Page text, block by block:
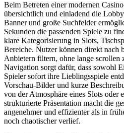
Beim Betreten einer modernen
übersichtlich und einladend die
Banner und große Suchfelder
Sekunden die passenden Spiele zu
klare Kategorisierung in Slots,
Bereiche. Nutzer können direkt nach
Anbietern filtern, ohne lange scrollen
Navigation sorgt dafür, dass sowohl
Spieler sofort ihre Lieblingsspiele
Vorschau-Bilder und kurze
von der Atmosphäre eines Slots oder
strukturierte Präsentation macht die
angenehmer und effizienter als in
noch chaotischer verlief.